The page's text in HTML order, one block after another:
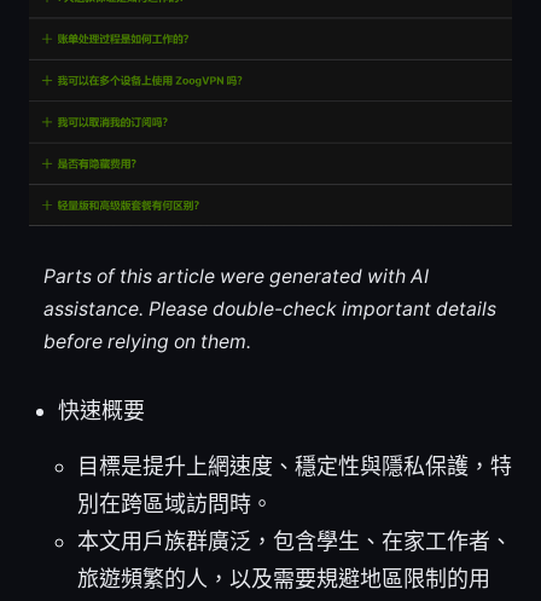
Parts of this article were generated with AI
assistance. Please double-check important details
before relying on them.
快速概要
目標是提升上網速度、穩定性與隱私保護，特
別在跨區域訪問時。
本文用戶族群廣泛，包含學生、在家工作者、
旅遊頻繁的人，以及需要規避地區限制的用